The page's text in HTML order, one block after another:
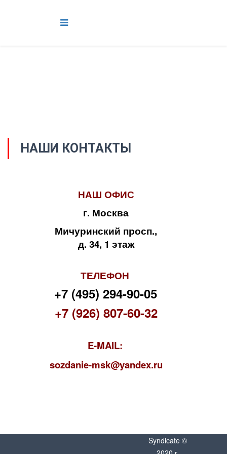
НАШИ КОНТАКТЫ
НАШ ОФИС
г. Москва
Мичуринский просп.,
д. 34, 1 этаж
ТЕЛЕФОН
+7 (495) 294-90-05
+7 (926) 807-60-32
E-MAIL:
sozdanie-msk@yandex.ru
Syndicate ©